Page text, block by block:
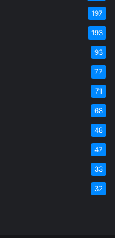
197
193
93
77
71
68
48
47
33
32